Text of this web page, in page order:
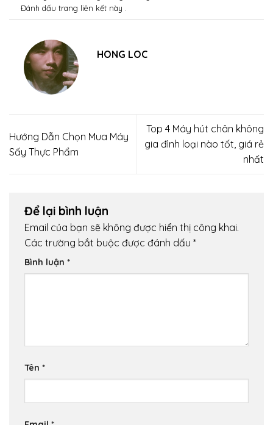
Đánh dấu trang liên kết này .
HONG LOC
Hướng Dẫn Chọn Mua Máy
Sấy Thực Phẩm
Top 4 Máy hút chân không
gia đình loại nào tốt, giá rẻ
nhất
Để lại bình luận
Email của bạn sẽ không được hiển thị công khai.
Các trường bắt buộc được đánh dấu *
Bình luận *
Tên *